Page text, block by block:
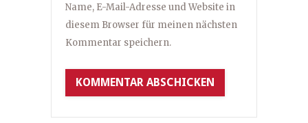
Name, E-Mail-Adresse und Website in
diesem Browser für meinen nächsten
Kommentar speichern.